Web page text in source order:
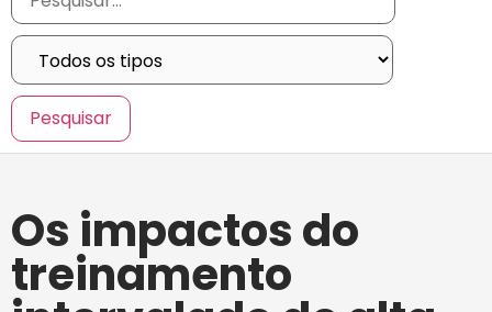
Os impactos do
treinamento